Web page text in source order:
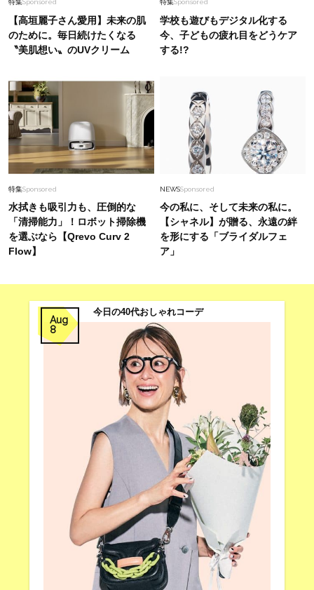
特集Sponsored
【高垣麗子さん愛用】未来の肌
のために。毎日続けたくなる
〝美肌想い〟のUVクリーム
特集Sponsored
学校も遊びもデジタル化する
今、子どもの疲れ目をどうケア
する!?
特集Sponsored
水拭きも吸引力も、圧倒的な
「清掃能力」！ロボット掃除機
を選ぶなら【Qrevo Curv 2
Flow】
NEWSSponsored
今の私に、そして未来の私に。
【シャネル】が贈る、永遠の絆
を形にする「ブライダルフェ
ア」
Aug
8
今日の40代おしゃれコーデ